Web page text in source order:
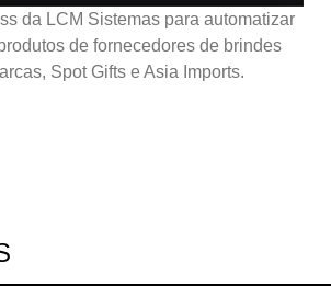
da LCM Sistemas para automatizar
de fornecedores de brindes
Spot Gifts e Asia Imports.